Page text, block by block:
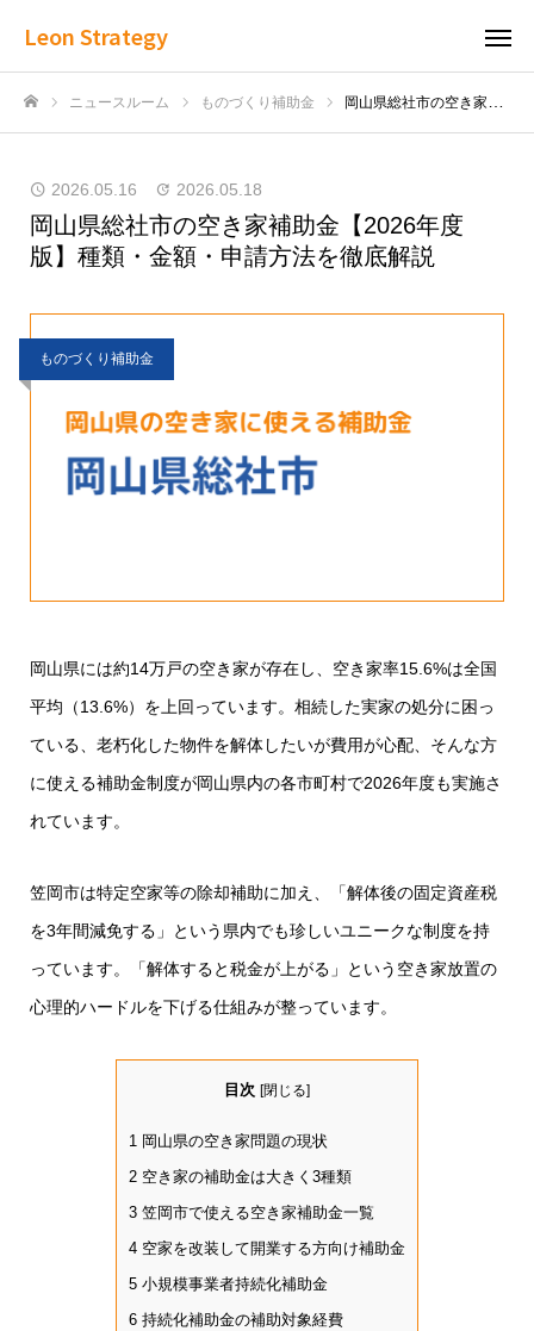
Leon Strategy
ニュースルーム ものづくり補助金 岡山県総社市の空き家補助金【2026年度版】種類・金額・申請方法を徹底解説
2026.05.16 2026.05.18
岡山県総社市の空き家補助金【2026年度
版】種類・金額・申請方法を徹底解説
ものづくり補助金
岡山県には約14万戸の空き家が存在し、空き家率15.6%は全国
平均（13.6%）を上回っています。相続した実家の処分に困っ
ている、老朽化した物件を解体したいが費用が心配、そんな方
に使える補助金制度が岡山県内の各市町村で2026年度も実施さ
れています。
笠岡市は特定空家等の除却補助に加え、「解体後の固定資産税
を3年間減免する」という県内でも珍しいユニークな制度を持
っています。「解体すると税金が上がる」という空き家放置の
心理的ハードルを下げる仕組みが整っています。
目次 [閉じる]
1 岡山県の空き家問題の現状
2 空き家の補助金は大きく3種類
3 笠岡市で使える空き家補助金一覧
4 空家を改装して開業する方向け補助金
5 小規模事業者持続化補助金
6 持続化補助金の補助対象経費